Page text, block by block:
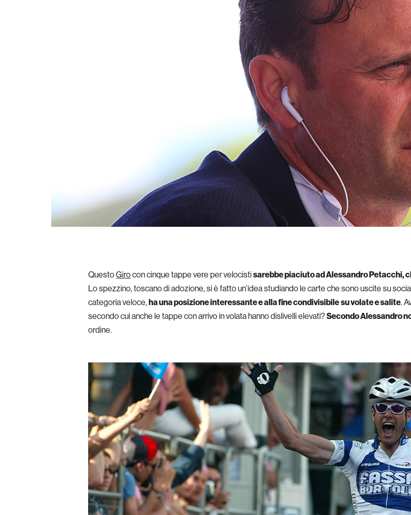
QuestoGirocon cinque tappe vere per velocistisarebbe piaciuto ad Alessandro Petacchi,
Lo spezzino, toscano di adozione, si è fatto un’idea studiando le carte che sono uscite su
categoria veloce,ha una posizione interessante e alla fine condivisibilesu volate e salite.
secondo cui anche le tappe con arrivo in volata hanno dislivelli elevati?Secondo Alessandro
ordine.